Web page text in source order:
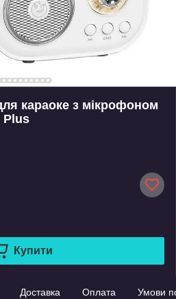
караоке з мікрофоном
Plus
Купити
Доставка Оплата Умови